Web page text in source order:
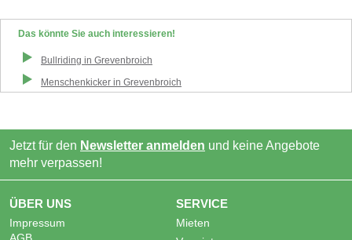
Das könnte Sie auch interessieren!
Bullriding in Grevenbroich
Menschenkicker in Grevenbroich
Jetzt für den Newsletter anmelden und keine Angebote
mehr verpassen!
ÜBER UNS
Impressum
SERVICE
Mieten